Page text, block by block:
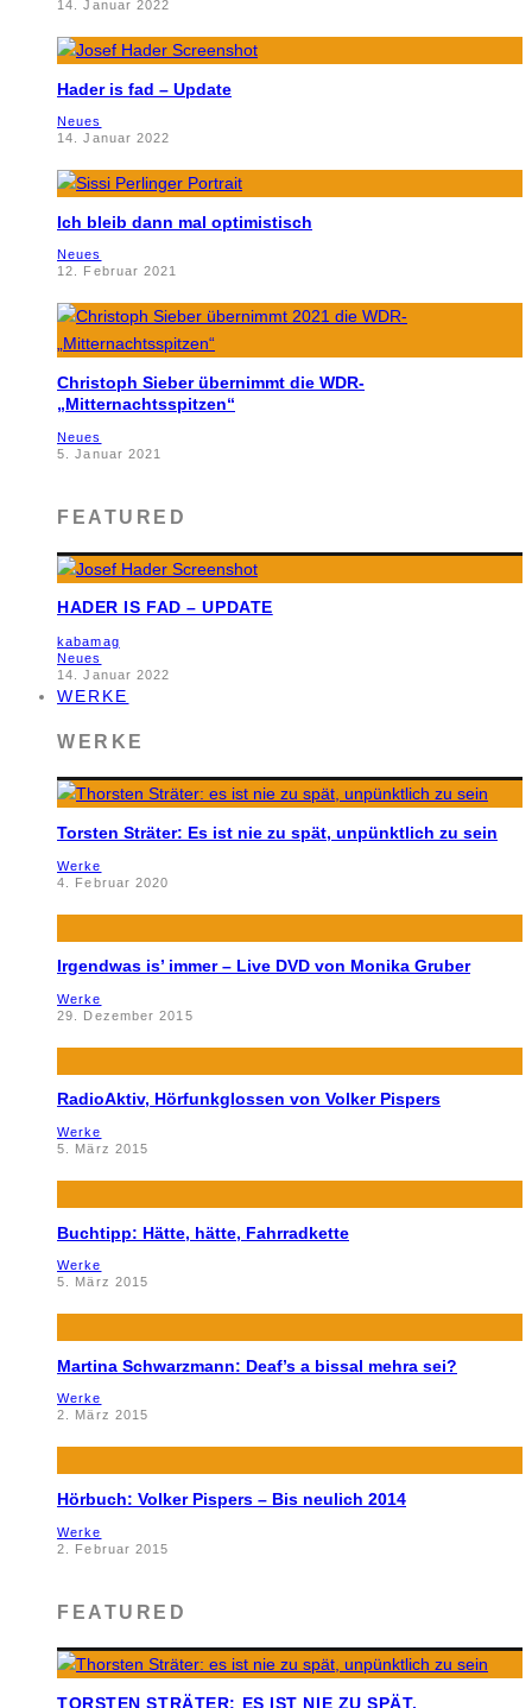
14. Januar 2022
Hader is fad – Update
Neues
14. Januar 2022
Ich bleib dann mal optimistisch
Neues
12. Februar 2021
Christoph Sieber übernimmt die WDR-
„Mitternachtsspitzen“
Neues
5. Januar 2021
FEATURED
HADER IS FAD – UPDATE
kabamag
Neues
14. Januar 2022
WERKE
WERKE
Torsten Sträter: Es ist nie zu spät, unpünktlich zu sein
Werke
4. Februar 2020
Irgendwas is’ immer – Live DVD von Monika Gruber
Werke
29. Dezember 2015
RadioAktiv, Hörfunkglossen von Volker Pispers
Werke
5. März 2015
Buchtipp: Hätte, hätte, Fahrradkette
Werke
5. März 2015
Martina Schwarzmann: Deaf’s a bissal mehra sei?
Werke
2. März 2015
Hörbuch: Volker Pispers – Bis neulich 2014
Werke
2. Februar 2015
FEATURED
TORSTEN STRÄTER: ES IST NIE ZU SPÄT,